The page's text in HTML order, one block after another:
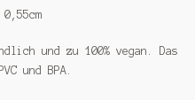
und zu 100% vegan. Das
und BPA.